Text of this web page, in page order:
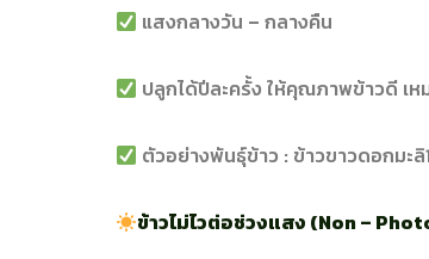
แสงกลางวัน – กลางคืน
ปลูกได้ปีละครั้ง ให้คุณภาพข้าวดี เห
ตัวอย่างพันธุ์ข้าว : ข้าวขาวดอกมะ
ข้าวไม่ไวต่อช่วงแสง (Non –